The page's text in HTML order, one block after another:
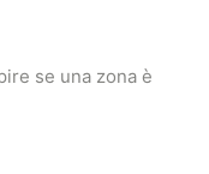
se una zona è